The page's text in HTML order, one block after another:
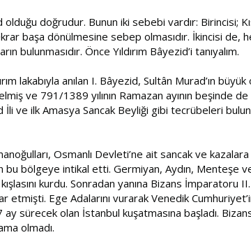
olduğu doğrudur. Bunun iki sebebi vardır: Birincisi;
başa dönülmesine sebep olmasıdır. İkincisi de,
bulunmasıdır. Önce Yıldırım Bâyezid’i tanıyalım.
lakabıyla anılan I. Bâyezid, Sultân Murad’ın büyük
ve 791/1389 yılının Ramazan ayının beşinde
İli ve ilk Amasya Sancak Beyliği gibi tecrübeleri
Osmanlı Devleti’ne ait sancak ve
bu bölgeye intikal etti. Germiyan, Aydın, Menteşe
kurdu. Sonradan yanına Bizans İmparatoru
Ege Adalarını vurarak Venedik
sürecek olan İstanbul kuşatmasına başladı.
olmadı.